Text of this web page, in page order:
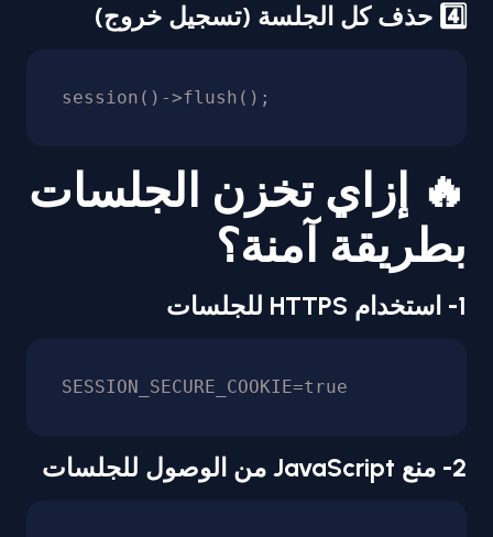
4️⃣ حذف كل الجلسة (تسجيل خروج)
session()->flush();
🔥 إزاي تخزن الجلسات
بطريقة آمنة؟
1- استخدام HTTPS للجلسات
SESSION_SECURE_COOKIE=true
2- منع JavaScript من الوصول للجلسات